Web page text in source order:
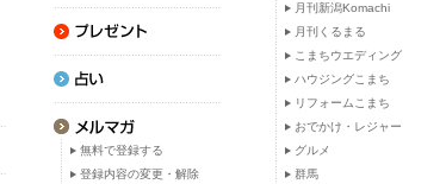
無料で登録する
登録内容の変更・解除
月刊新潟Komachi
月刊くるまる
こまちウエディング
ハウジングこまち
リフォームこまち
おでかけ・レジャー
グルメ
群馬